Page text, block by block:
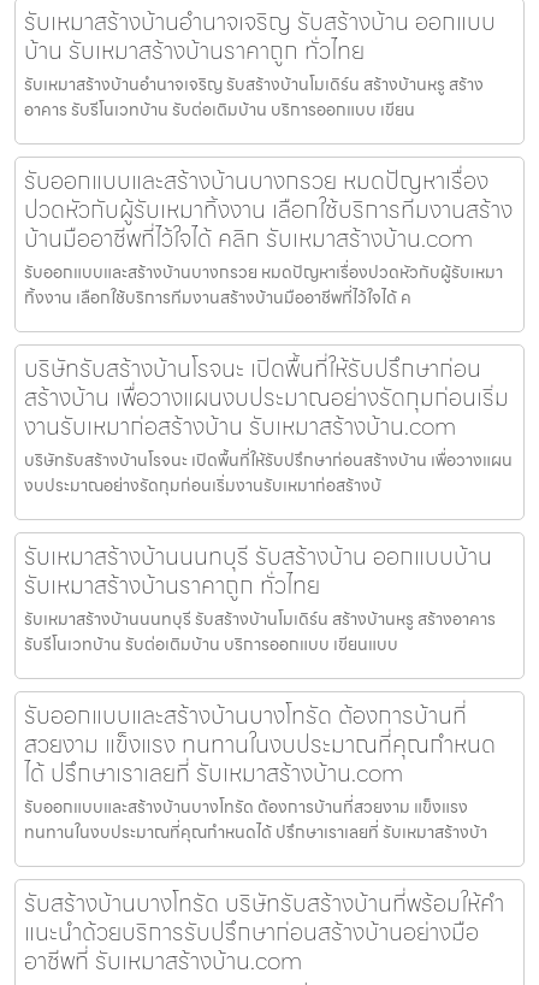
รับเหมาสร้างบ้านอำนาจเจริญ รับสร้างบ้าน ออกแบบ
บ้าน รับเหมาสร้างบ้านราคาถูก ทั่วไทย
รับเหมาสร้างบ้านอำนาจเจริญ รับสร้างบ้านโมเดิร์น สร้างบ้านหรู สร้าง
อาคาร รับรีโนเวทบ้าน รับต่อเติมบ้าน บริการออกแบบ เขียน
รับออกแบบและสร้างบ้านบางกรวย หมดปัญหาเรื่อง
ปวดหัวกับผู้รับเหมาทิ้งงาน เลือกใช้บริการทีมงานสร้าง
บ้านมืออาชีพที่ไว้ใจได้ คลิก รับเหมาสร้างบ้าน.com
รับออกแบบและสร้างบ้านบางกรวย หมดปัญหาเรื่องปวดหัวกับผู้รับเหมา
ทิ้งงาน เลือกใช้บริการทีมงานสร้างบ้านมืออาชีพที่ไว้ใจได้ ค
บริษัทรับสร้างบ้านโรจนะ เปิดพื้นที่ให้รับปรึกษาก่อน
สร้างบ้าน เพื่อวางแผนงบประมาณอย่างรัดกุมก่อนเริ่ม
งานรับเหมาก่อสร้างบ้าน รับเหมาสร้างบ้าน.com
บริษัทรับสร้างบ้านโรจนะ เปิดพื้นที่ให้รับปรึกษาก่อนสร้างบ้าน เพื่อวางแผน
งบประมาณอย่างรัดกุมก่อนเริ่มงานรับเหมาก่อสร้างบ้
รับเหมาสร้างบ้านนนทบุรี รับสร้างบ้าน ออกแบบบ้าน
รับเหมาสร้างบ้านราคาถูก ทั่วไทย
รับเหมาสร้างบ้านนนทบุรี รับสร้างบ้านโมเดิร์น สร้างบ้านหรู สร้างอาคาร
รับรีโนเวทบ้าน รับต่อเติมบ้าน บริการออกแบบ เขียนแบบ
รับออกแบบและสร้างบ้านบางโทรัด ต้องการบ้านที่
สวยงาม แข็งแรง ทนทานในงบประมาณที่คุณกำหนด
ได้ ปรึกษาเราเลยที่ รับเหมาสร้างบ้าน.com
รับออกแบบและสร้างบ้านบางโทรัด ต้องการบ้านที่สวยงาม แข็งแรง
ทนทานในงบประมาณที่คุณกำหนดได้ ปรึกษาเราเลยที่ รับเหมาสร้างบ้า
รับสร้างบ้านบางโทรัด บริษัทรับสร้างบ้านที่พร้อมให้คำ
แนะนำด้วยบริการรับปรึกษาก่อนสร้างบ้านอย่างมือ
อาชีพที่ รับเหมาสร้างบ้าน.com